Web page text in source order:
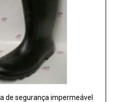
de segurança impermeável